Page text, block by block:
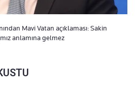
Mavi Vatan açıklaması: Sakin
anlamına gelmez